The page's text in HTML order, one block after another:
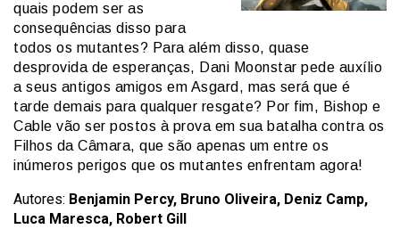
quais podem ser as
consequências disso para
todos os mutantes? Para além disso, quase
desprovida de esperanças, Dani Moonstar pede auxílio
a seus antigos amigos em Asgard, mas será que é
tarde demais para qualquer resgate? Por fim, Bishop e
Cable vão ser postos à prova em sua batalha contra os
Filhos da Câmara, que são apenas um entre os
inúmeros perigos que os mutantes enfrentam agora!
Autores: Benjamin Percy, Bruno Oliveira, Deniz Camp,
Luca Maresca, Robert Gill